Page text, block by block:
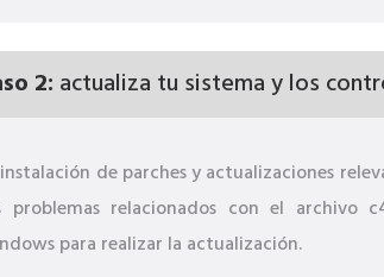
2: actualiza tu sistema y los
de parches y actualizaciones
problemas relacionados con el archivo
para realizar la actualización.